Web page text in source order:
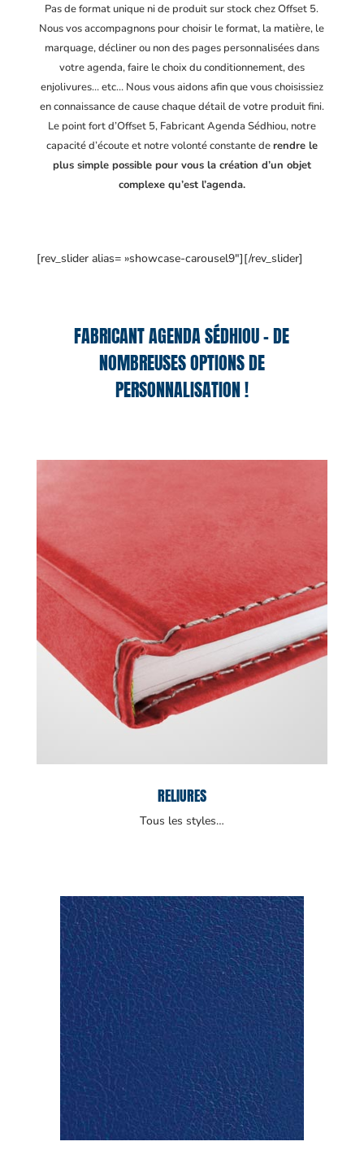
Pas de format unique ni de produit sur stock chez Offset 5.
Nous vos accompagnons pour choisir le format, la matière, le
marquage, décliner ou non des pages personnalisées dans
votre agenda, faire le choix du conditionnement, des
enjolivures… etc… Nous vous aidons afin que vous choisissiez
en connaissance de cause chaque détail de votre produit fini.
Le point fort d’Offset 5, Fabricant Agenda Sédhiou, notre
capacité d’écoute et notre volonté constante derendre le
plus simple possible pour vous la création d’un objet
complexe qu’est l’agenda.
[rev_slider alias= »showcase-carousel9″][/rev_slider]
FABRICANT AGENDA SÉDHIOU – DE
NOMBREUSES OPTIONS DE
PERSONNALISATION !
RELIURES
Tous les styles…